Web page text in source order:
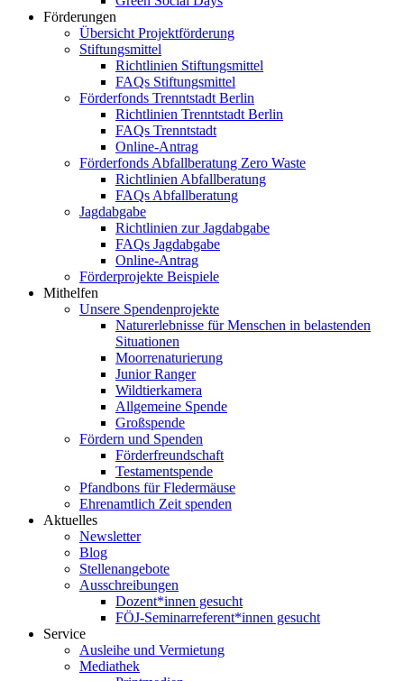
Förderungen
Übersicht Projektförderung
Stiftungsmittel
Richtlinien Stiftungsmittel
FAQs Stiftungsmittel
Förderfonds Trenntstadt Berlin
Richtlinien Trenntstadt Berlin
FAQs Trenntstadt
Online-Antrag
Förderfonds Abfallberatung Zero Waste
Richtlinien Abfallberatung
FAQs Abfallberatung
Jagdabgabe
Richtlinien zur Jagdabgabe
FAQs Jagdabgabe
Online-Antrag
Förderprojekte Beispiele
Mithelfen
Unsere Spendenprojekte
Naturerlebnisse für Menschen in belastenden
Situationen
Moorrenaturierung
Junior Ranger
Wildtierkamera
Allgemeine Spende
Großspende
Fördern und Spenden
Förderfreundschaft
Testamentspende
Pfandbons für Fledermäuse
Ehrenamtlich Zeit spenden
Aktuelles
Newsletter
Blog
Stellenangebote
Ausschreibungen
Dozent*innen gesucht
FÖJ-Seminarreferent*innen gesucht
Service
Ausleihe und Vermietung
Mediathek